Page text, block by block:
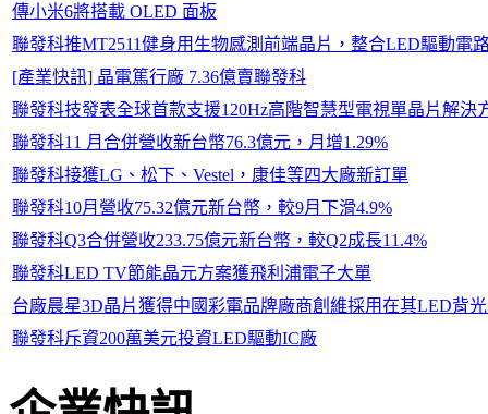
傳小米6將搭載 OLED 面板
聯發科推MT2511健身用生物感測前端晶片，整合LED驅動電
[產業快訊] 晶電篤行廠 7.36億賣聯發科
聯發科技發表全球首款支援120Hz高階智慧型電視單晶片解決
聯發科11 月合併營收新台幣76.3億元，月增1.29%
聯發科接獲LG、松下、Vestel，康佳等四大廠新訂單
聯發科10月營收75.32億元新台幣，較9月下滑4.9%
聯發科Q3合併營收233.75億元新台幣，較Q2成長11.4%
聯發科LED TV節能晶元方案獲飛利浦電子大單
台廠晨星3D晶片獲得中國彩電品牌廠商創維採用在其LED背
聯發科斥資200萬美元投資LED驅動IC廠